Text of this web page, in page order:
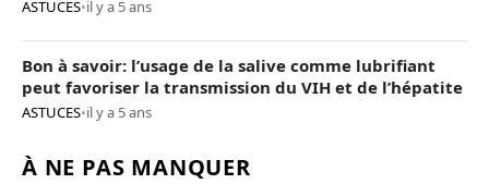
ASTUCES•il y a 5 ans
Bon à savoir: l’usage de la salive comme lubrifiant
peut favoriser la transmission du VIH et de l’hépatite
ASTUCES•il y a 5 ans
À NE PAS MANQUER